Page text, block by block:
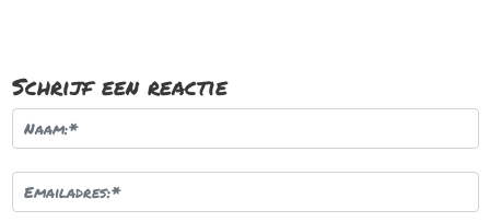
Schrijf een reactie